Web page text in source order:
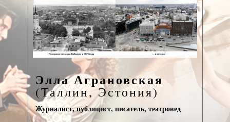
Элла Аграновская
(Таллин, Эстония)
Журналист, публицист, писатель, театровед